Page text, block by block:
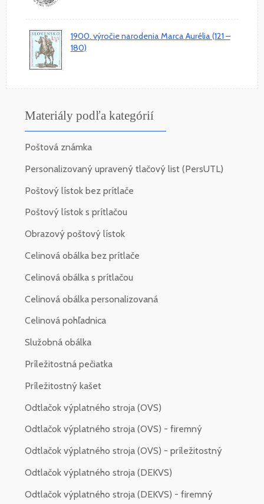
1900. výročie narodenia Marca Aurélia (121 –
180)
Materiály podľa kategórií
Poštová známka
Personalizovaný upravený tlačový list (PersUTL)
Poštový lístok bez prítlače
Poštový lístok s prítlačou
Obrazový poštový lístok
Celinová obálka bez prítlače
Celinová obálka s prítlačou
Celinová obálka personalizovaná
Celinová pohľadnica
Služobná obálka
Príležitostná pečiatka
Príležitostný kašet
Odtlačok výplatného stroja (OVS)
Odtlačok výplatného stroja (OVS) - firemný
Odtlačok výplatného stroja (OVS) - príležitostný
Odtlačok výplatného stroja (DEKVS)
Odtlačok výplatného stroja (DEKVS) - firemný